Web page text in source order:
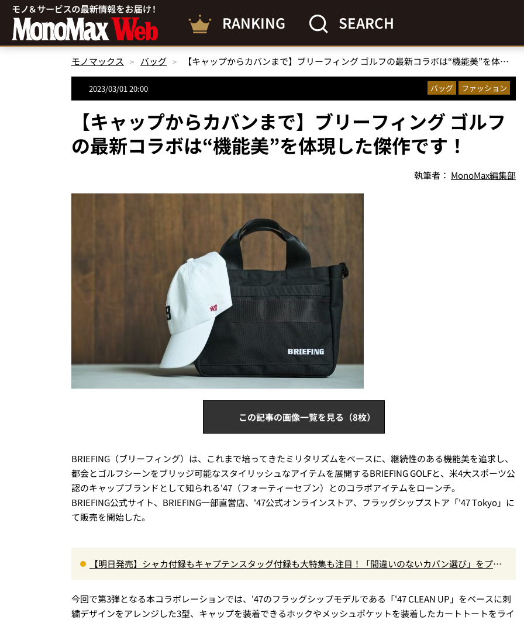
RANKING SEARCH
モノマックス バッグ 【キャップからカバンまで】ブリーフィング ゴルフの最新コラボは“機能美”を体現した傑作です！
2023/03/01 20:00 バッグ ファッション
【キャップからカバンまで】ブリーフィング ゴルフ
の最新コラボは“機能美”を体現した傑作です！
執筆者： MonoMax編集部
この記事の画像一覧を見る（8枚）
BRIEFING（ブリーフィング）は、これまで培ってきたミリタリズムをベースに、継続性のある機能美を追求し、
都会とゴルフシーンをブリッジ可能なスタイリッシュなアイテムを展開するBRIEFING GOLFと、米4大スポーツ公
認のキャップブランドとして知られる'47（フォーティーセブン）とのコラボアイテムをローンチ。
BRIEFING公式サイト、BRIEFING一部直営店、'47公式オンラインストア、フラッグシップストア「'47 Tokyo」に
て販売を開始した。
【明日発売】シャカ付録もキャプテンスタッグ付録も大特集も注目！「間違いのないカバン選び」をプロ
今回で第3弾となる本コラボレーションでは、'47のフラッグシップモデルである「'47 CLEAN UP」をベースに刺
繍デザインをアレンジした3型、キャップを装着できるホックやメッシュポケットを装着したカートトートをライ